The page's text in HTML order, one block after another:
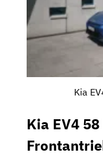
Kia
Kia EV4